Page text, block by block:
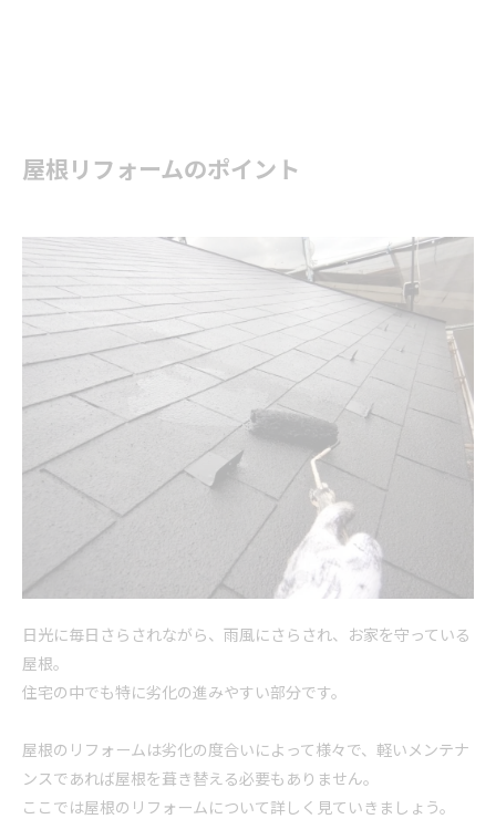
屋根 リフォームのポイント
日光に毎日さらされながら、雨風にさらされ、お家を守っている
屋根。
住宅の中でも特に劣化の進みやすい部分です。
屋根の リフォームは劣化の度合いによって様々で、軽いメンテナ
ンスであれば屋根を葺き替える必要もありません。
ここでは屋根の リフォームについて詳しく見ていきましょう。